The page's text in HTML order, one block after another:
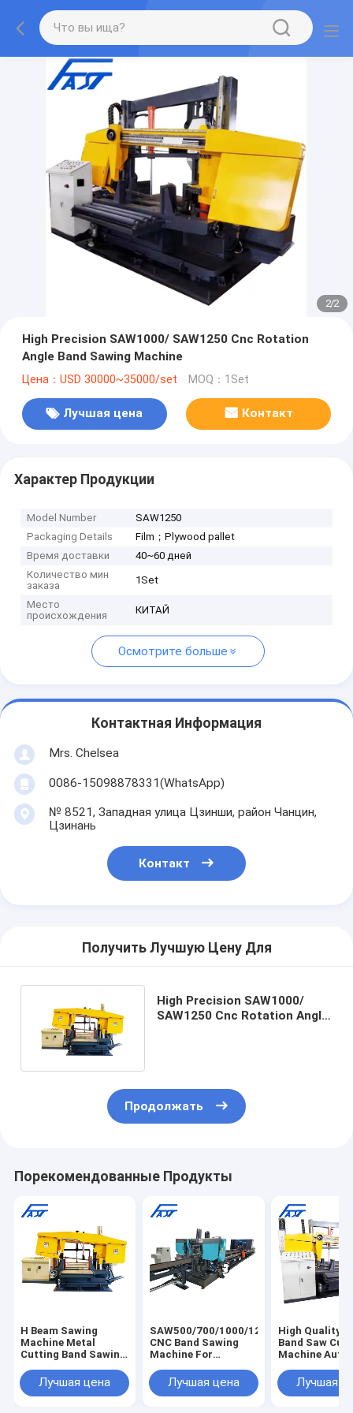
2/2
High Precision SAW1000/ SAW1250 Cnc Rotation
Angle Band Sawing Machine
Цена：USD 30000~35000/set MOQ：1Set
Лучшая цена Контакт
Характер Продукции
Model Number
SAW1250
Packaging Details
Film；Plywood pallet
Время доставки
40~60 дней
Количество мин
заказа
1Set
Место
происхождения
КИТАЙ
Осмотрите больше
Контактная Информация
Mrs. Chelsea
0086-15098878331(WhatsApp)
№ 8521, Западная улица Цзинши, район Чанцин,
Цзинань
Контакт
Получить Лучшую Цену Для
High Precision SAW1000/
SAW1250 Cnc Rotation Angle
Продолжать
Порекомендованные Продукты
H Beam Sawing
Machine Metal
Cutting Band Sawing
Sawing Machine
Лучшая цена
SAW500/700/1000/1250
CNC Band Sawing
Machine For
High Performance
Band Saw
Лучшая цена
High Quality H
Band Saw
Machine
SawingЛучшая